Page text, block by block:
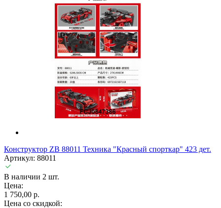
Конструктор ZB 88011 Техника "Красный спорткар" 423 дет.
Артикул: 88011
В наличии 2 шт.
Цена:
1 750,00 р.
Цена со скидкой: